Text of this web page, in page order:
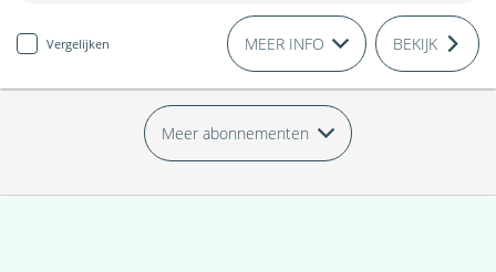
Vergelijken MEER INFO BEKIJK
Meer abonnementen